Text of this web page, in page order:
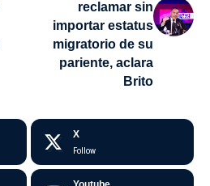
reclamar sin
importar estatus
migratorio de su
pariente, aclara
Brito
X
Follow